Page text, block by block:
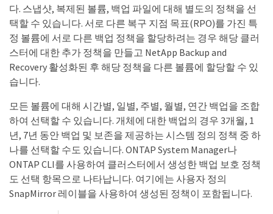
다. 스냅샷, 복제된 볼륨, 백업 파일에 대해 별도의 정책을 선
택할 수 있습니다. 서로 다른 복구 지점 목표(RPO)를 가진 특
정 볼륨에 서로 다른 백업 정책을 할당하려는 경우 해당 클러
스터에 대한 추가 정책을 만들고 NetApp Backup and
Recovery 활성화된 후 해당 정책을 다른 볼륨에 할당할 수 있
습니다.
모든 볼륨에 대해 시간별, 일별, 주별, 월별, 연간 백업을 조합
하여 선택할 수 있습니다. 개체에 대한 백업의 경우 3개월, 1
년, 7년 동안 백업 및 보존을 제공하는 시스템 정의 정책 중 하
나를 선택할 수도 있습니다. ONTAP System Manager나
ONTAP CLI를 사용하여 클러스터에서 생성한 백업 보호 정책
도 선택 항목으로 나타납니다. 여기에는 사용자 정의
SnapMirror 레이블을 사용하여 생성된 정책이 포함됩니다.